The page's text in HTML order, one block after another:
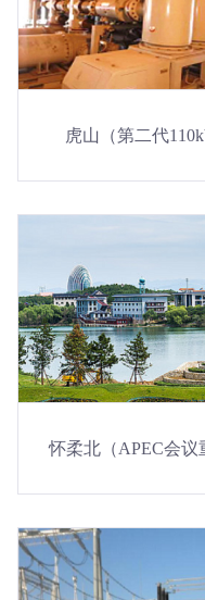
虎山（第二代
怀柔北（APEC会议